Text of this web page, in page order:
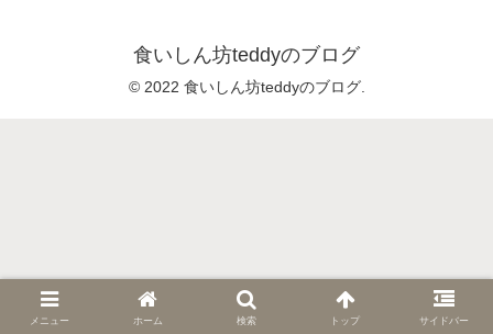
食いしん坊teddyのブログ
© 2022 食いしん坊teddyのブログ.
メニュー ホーム 検索 トップ サイドバー